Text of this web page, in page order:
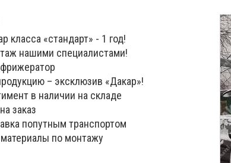
класса «стандарт» - 1 год!
нашими специалистами!
– эксклюзив «Дакар»!
в наличии на складе
заказ
попутным транспортом
по монтажу